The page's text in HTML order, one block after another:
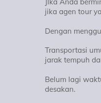
jika agen tour
Dengan
Transportasi
jarak tempuh
Belum lagi
desakan.